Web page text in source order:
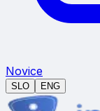
Novice
SLO ENG